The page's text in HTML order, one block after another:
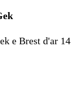
e Brest d'ar 14